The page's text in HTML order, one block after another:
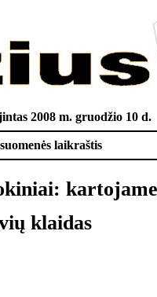
2008 m. gruodžio 10 d.
laikraštis
kartojame
klaidas